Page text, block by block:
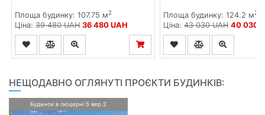
Площа будинку: 107.75 м2
Ціна: 39 480 UAH 36 480 UAH
Площа будинку: 124.2 м2
Ціна:43 030 UAH 40 030
НЕЩОДАВНО ОГЛЯНУТІ ПРОЄКТИ БУДИНКІВ:
Будинок в люцерні 5 вер.2